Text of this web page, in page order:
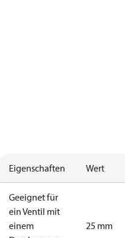
Eigenschaften Wert
Geeignet für
ein Ventil mit
einem
25 mm